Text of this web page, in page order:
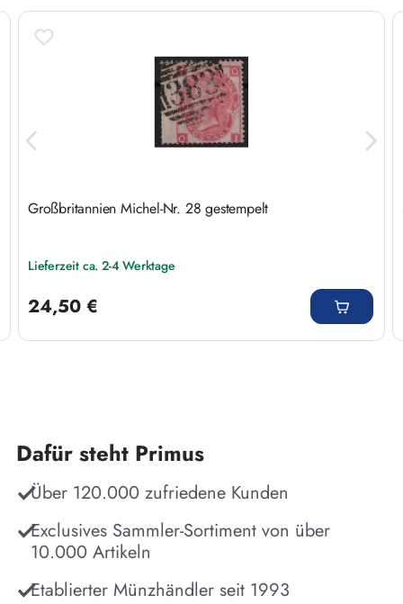
Großbritannien Michel-Nr. 28 gestempelt
Lieferzeit ca. 2-4 Werktage
24,50 €
Dafür steht Primus
Über 120.000 zufriedene Kunden
Exclusives Sammler-Sortiment von über
10.000 Artikeln
Etablierter Münzhändler seit 1993